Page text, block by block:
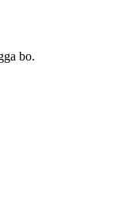
bo.